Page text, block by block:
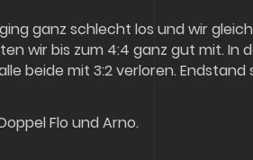
ganz schlecht los und wir
wir bis zum 4:4 ganz gut mit. In
beide mit 3:2 verloren.
Flo und Arno.